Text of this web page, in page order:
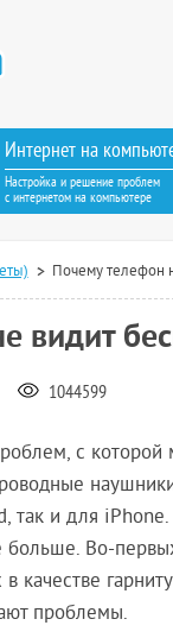
Интернет на
Настройка и решение проблем
с интернетом на компьютере
Почему телефон
видит
1044599
с которой
так и для
Во-
качестве
проблемы.